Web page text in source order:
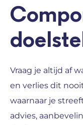
Vraag je altijd af
en verlies dit
waarnaar je
advies,